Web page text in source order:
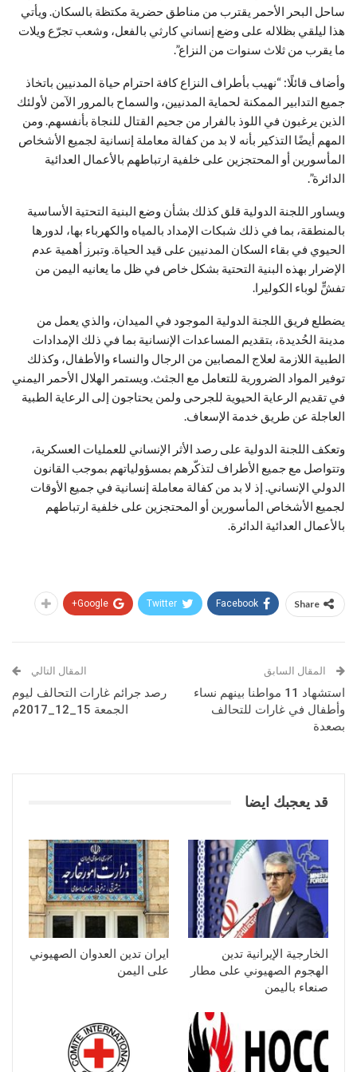
ساحل البحر الأحمر يقترب من مناطق حضرية مكتظة بالسكان. ويأتي
هذا ليلقي بظلاله على وضع إنساني كارثي بالفعل، وشعب تجرّع ويلات
ما يقرب من ثلاث سنوات من النزاع”.
وأضاف قائلًا: “نهيب بأطراف النزاع كافة احترام حياة المدنيين باتخاذ
جميع التدابير الممكنة لحماية المدنيين، والسماح بالمرور الآمن لأولئك
الذين يرغبون في اللوذ بالفرار من جحيم القتال للنجاة بأنفسهم. ومن
المهم أيضًا التذكير بأنه لا بد من كفالة معاملة إنسانية لجميع الأشخاص
المأسورين أو المحتجزين على خلفية ارتباطهم بالأعمال العدائية
الدائرة”.
ويساور اللجنة الدولية قلق كذلك بشأن وضع البنية التحتية الأساسية
بالمنطقة، بما في ذلك شبكات الإمداد بالمياه والكهرباء بها، لدورها
الحيوي في بقاء السكان المدنيين على قيد الحياة. وتبرز أهمية عدم
الإضرار بهذه البنية التحتية بشكل خاص في ظل ما يعانيه اليمن من
تفشٍّ لوباء الكوليرا.
يضطلع فريق اللجنة الدولية الموجود في الميدان، والذي يعمل من
مدينة الحُديدة، بتقديم المساعدات الإنسانية بما في ذلك الإمدادات
الطبية اللازمة لعلاج المصابين من الرجال والنساء والأطفال، وكذلك
توفير المواد الضرورية للتعامل مع الجثث. ويستمر الهلال الأحمر اليمني
في تقديم الرعاية الحيوية للجرحى ولمن يحتاجون إلى الرعاية الطبية
العاجلة عن طريق خدمة الإسعاف.
وتعكف اللجنة الدولية على رصد الأثر الإنساني للعمليات العسكرية،
وتتواصل مع جميع الأطراف لتذكّرهم بمسؤولياتهم بموجب القانون
الدولي الإنساني. إذ لا بد من كفالة معاملة إنسانية في جميع الأوقات
لجميع الأشخاص المأسورين أو المحتجزين على خلفية ارتباطهم
بالأعمال العدائية الدائرة.
Share
Facebook
Twitter
Google+
المقال السابق
استشهاد 11 مواطنا بينهم نساء
وأطفال في غارات للتحالف
بصعدة
المقال التالي
رصد جرائم غارات التحالف ليوم
الجمعة 15_12_2017م
قد يعجبك ايضا
الخارجية الإيرانية تدين
الهجوم الصهيوني على مطار
صنعاء باليمن
ايران تدين العدوان الصهيوني
على اليمن